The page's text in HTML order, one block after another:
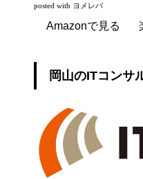
posted with ヨメレバ
Amazonで見る
岡山のITコンサ